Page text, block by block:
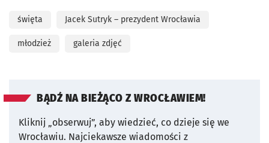
święta Jacek Sutryk – prezydent Wrocławia
młodzież galeria zdjęć
BĄDŹ NA BIEŻĄCO Z WROCŁAWIEM!
Kliknij „obserwuj”, aby wiedzieć, co dzieje się we
Wrocławiu. Najciekawsze wiadomości z